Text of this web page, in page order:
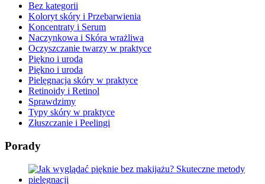
Bez kategorii
Koloryt skóry i Przebarwienia
Koncentraty i Serum
Naczynkowa i Skóra wrażliwa
Oczyszczanie twarzy w praktyce
Piękno i uroda
Piękno i uroda
Pielęgnacja skóry w praktyce
Retinoidy i Retinol
Sprawdzimy
Typy skóry w praktyce
Złuszczanie i Peelingi
Porady